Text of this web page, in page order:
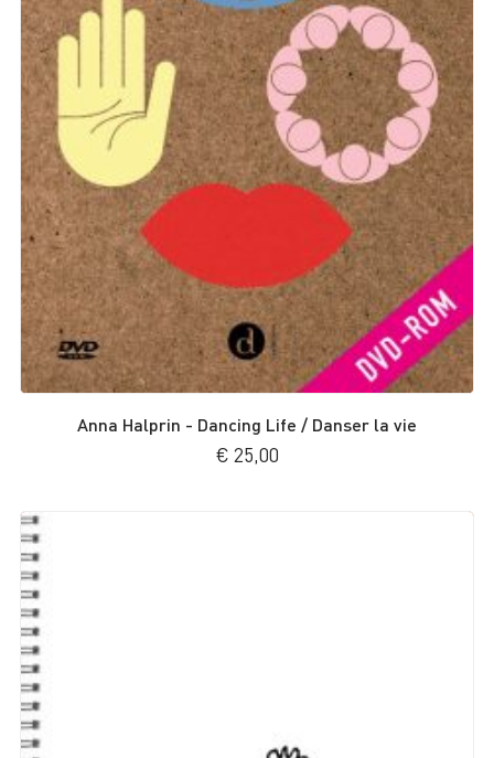
Anna Halprin - Dancing Life / Danser la vie
€ 25,00